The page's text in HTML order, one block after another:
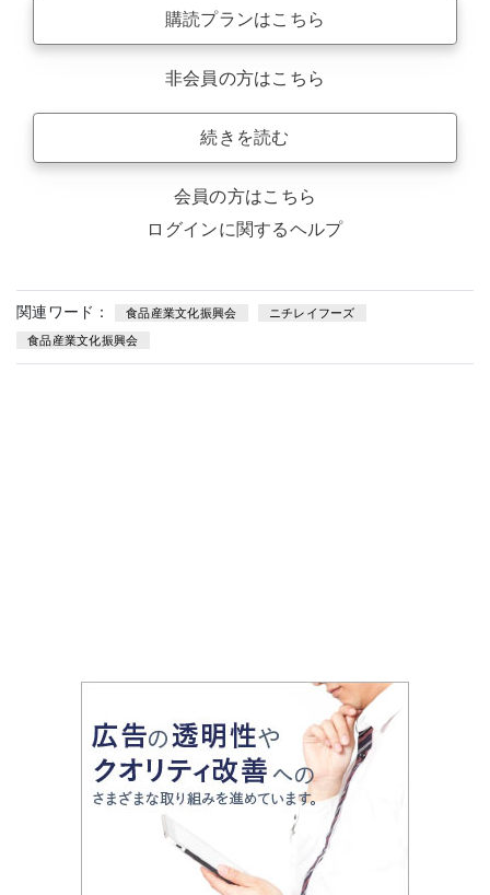
購読プランはこちら
非会員の方はこちら
続きを読む
会員の方はこちら
ログインに関するヘルプ
関連ワード： 食品産業文化振興会 ニチレイフーズ
食品産業文化振興会